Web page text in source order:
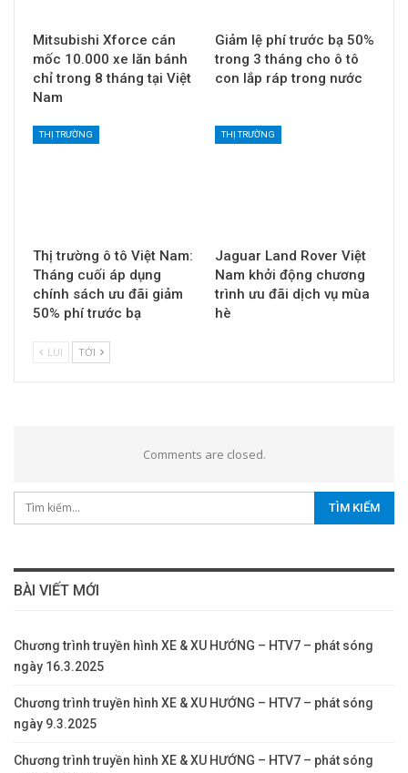
Mitsubishi Xforce cán
mốc 10.000 xe lăn bánh
chỉ trong 8 tháng tại Việt
Nam
Giảm lệ phí trước bạ 50%
trong 3 tháng cho ô tô
con lắp ráp trong nước
THỊ TRƯỜNG
Thị trường ô tô Việt Nam:
Tháng cuối áp dụng
chính sách ưu đãi giảm
50% phí trước bạ
THỊ TRƯỜNG
Jaguar Land Rover Việt
Nam khởi động chương
trình ưu đãi dịch vụ mùa
hè
LUI TỚI
Comments are closed.
BÀI VIẾT MỚI
Chương trình truyền hình XE & XU HƯỚNG – HTV7 – phát sóng
ngày 16.3.2025
Chương trình truyền hình XE & XU HƯỚNG – HTV7 – phát sóng
ngày 9.3.2025
Chương trình truyền hình XE & XU HƯỚNG – HTV7 – phát sóng